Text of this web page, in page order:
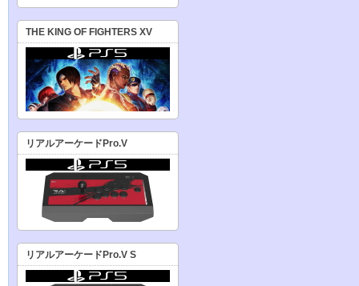
THE KING OF FIGHTERS XV
リアルアーケードPro.V
リアルアーケードPro.V S